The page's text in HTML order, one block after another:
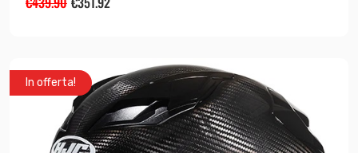
In offerta!